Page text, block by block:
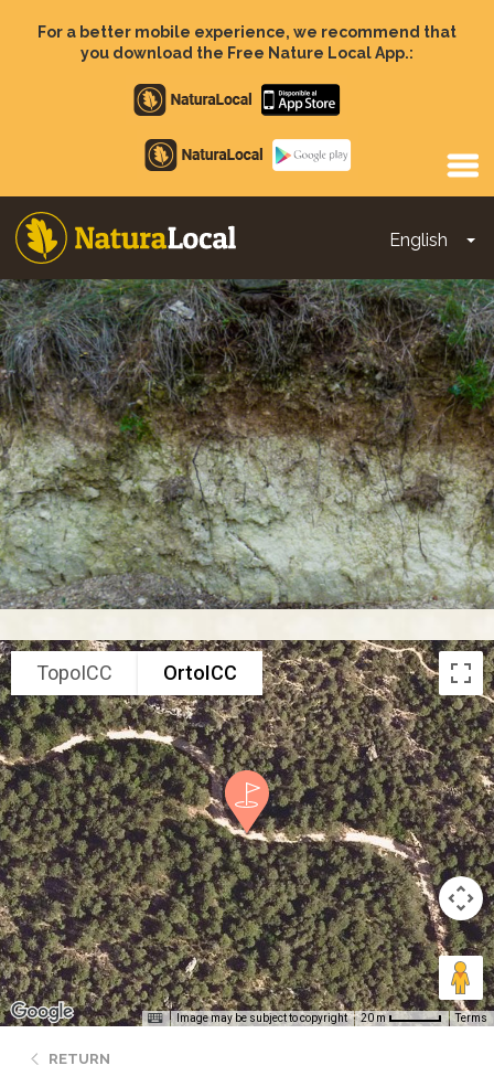
For a better mobile experience, we recommend that
you download the Free Nature Local App.:
Apple
store
Google
Play
English
Main
navigation
TopoICC OrtoICC
Image may be subject to copyright 20 m Terms
RETURN